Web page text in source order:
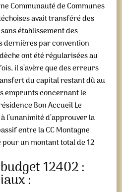
Communauté de Communes
avait transféré des
établissement des
dernières par convention
ont été régularisées au
il s’avère que des erreurs
du capital restant dû au
emprunts concernant le
Bon Accueil Le
l’unanimité d’approuver la
entre la CC Montagne
pour un montant total de 12
12402 :
: